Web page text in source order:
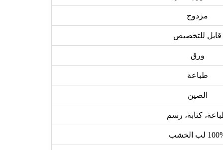
مزدوج
قابل للتخصيص
ورق
طباعة
الصين
كتابة، رسم
لب الخشب